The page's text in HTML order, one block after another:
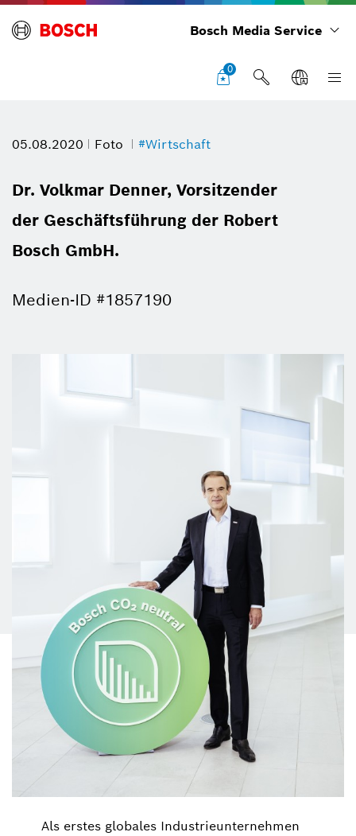
Bosch Media Service
0
05.08.2020 Foto #Wirtschaft
Dr. Volkmar Denner, Vorsitzender
der Geschäftsführung der Robert
Bosch GmbH.
Medien-ID #1857190
Als erstes globales Industrieunternehmen